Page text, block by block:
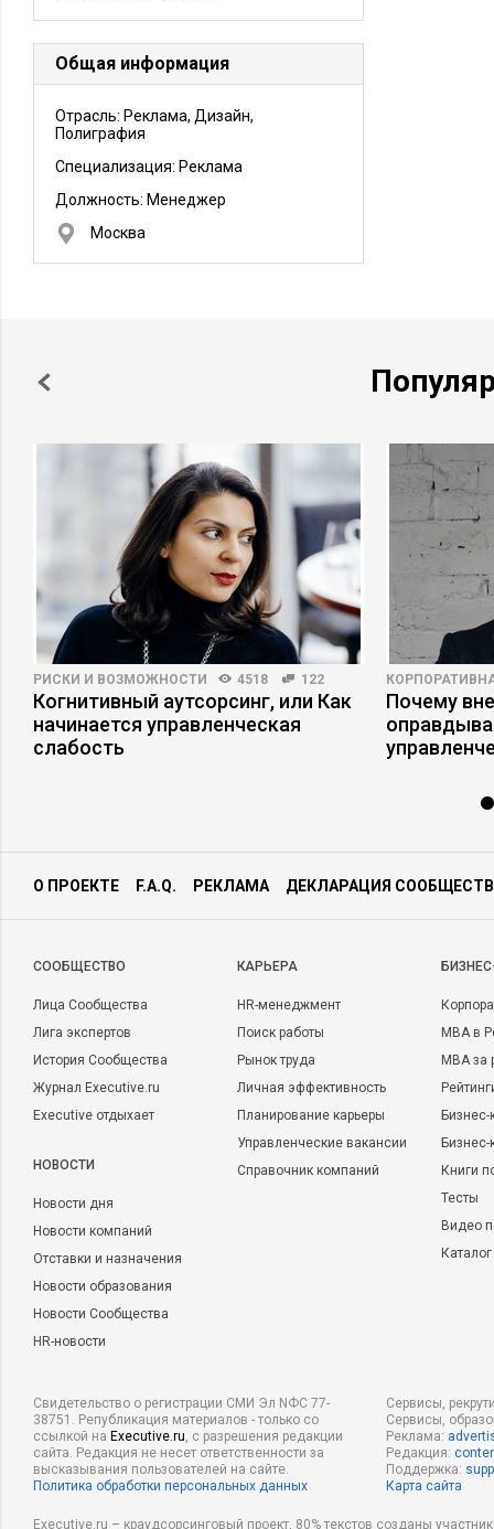
Общая информация
Отрасль: Реклама, Дизайн,
Полиграфия
Специализация: Реклама
Должность: Менеджер
Москва
РИСКИ И ВОЗМОЖНОСТИ 4518 122
Когнитивный аутсорсинг, или Как
начинается управленческая
слабость
Почему
О ПРОЕКТЕ F.A.Q. РЕКЛАМА ДЕКЛАРАЦИЯ
CООБЩЕСТВО
Лица Сообщества
Лига экспертов
История Сообщества
Журнал Executive.ru
Executive отдыхает
НОВОСТИ
Новости дня
Новости компаний
Отставки и назначения
Новости образования
Новости Сообщества
HR-новости
КАРЬЕРА
HR-менеджмент
Поиск работы
Рынок труда
Личная эффективность
Планирование карьеры
Управленческие вакансии
Справочник компаний
MBA в
MBA
Бизнес-
Книги
Тесты
Видео
Свидетельство о регистрации СМИ Эл NФС 77-
38751. Републикация материалов - только со
ссылкой на Executive.ru, с разрешения редакции
сайта. Редакция не несет ответственности за
высказывания пользователей на сайте.
Политика обработки персональных данных
Сервисы,
Сервисы,
Реклама:
Редакция:
Поддержка:
Карта сайта
Executive.ru – краудсорсинговый проект, 80% текстов созданы